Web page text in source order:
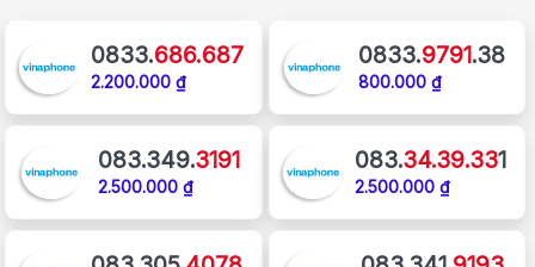
0833.686.687
2.200.000 ₫
0833.9791.38
800.000 ₫
083.349.3191
2.500.000 ₫
083.34.39.331
2.500.000 ₫